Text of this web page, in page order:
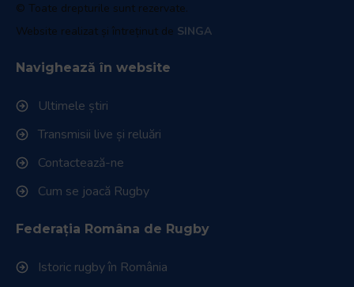
© Toate drepturile sunt rezervate.
Website realizat și întreținut de SINGA
Navighează în website
Ultimele știri
Transmisii live și reluări
Contactează-ne
Cum se joacă Rugby
Federația Româna de Rugby
Istoric rugby în România